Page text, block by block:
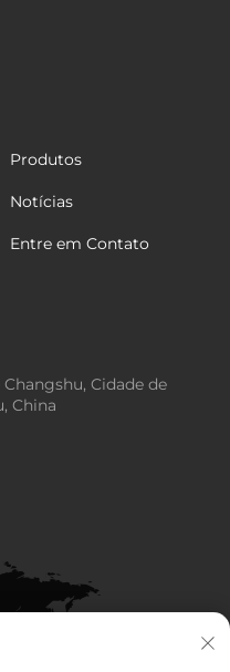
Produtos
Notícias
Entre em Contato
Cidade de
China